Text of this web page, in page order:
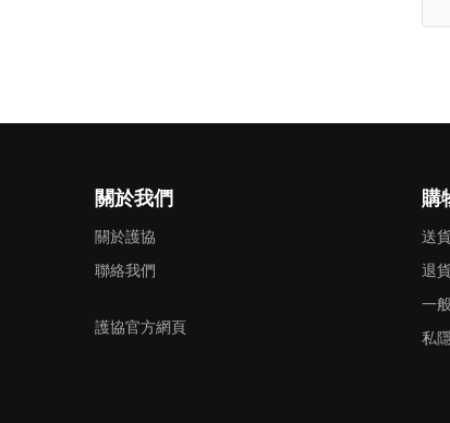
關於我們
關於護協
聯絡我們
護協官方網頁
購
送
退
一
私